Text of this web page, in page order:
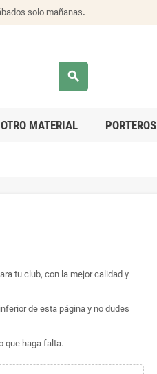
solo mañanas.
search
OTRO MATERIAL PORTEROS
tu club, con la mejor calidad y
de esta página y no dudes
que haga falta.